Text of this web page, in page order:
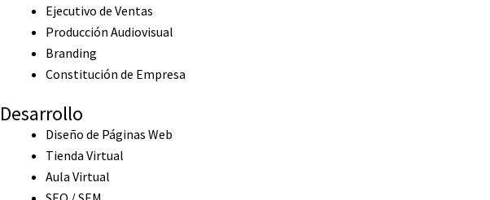
Ejecutivo de Ventas
Producción Audiovisual
Branding
Constitución de Empresa
Desarrollo
Diseño de Páginas Web
Tienda Virtual
Aula Virtual